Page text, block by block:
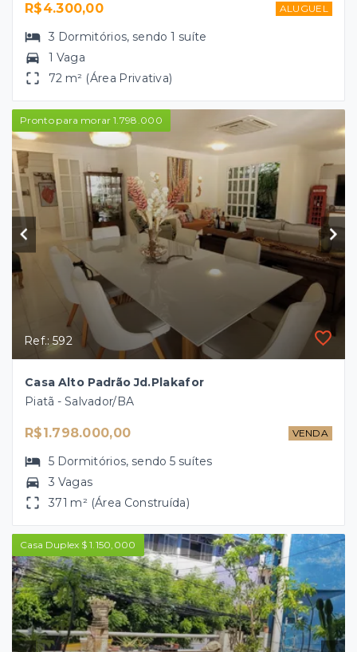
R$4.300,00 ALUGUEL
3 Dormitórios, sendo1 suíte
1 Vaga
72 m² (Área Privativa)
Pronto para morar 1.798.000
Ref.: 592
Casa Alto Padrão Jd.Plakafor
Piatã - Salvador/BA
R$1.798.000,00 VENDA
5 Dormitórios, sendo5 suítes
3 Vagas
371 m² (Área Construída)
Casa Duplex $ 1.150,000